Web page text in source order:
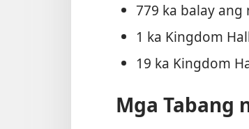
779 ka balay
1 ka Kingdom
19 ka Kingdom
Mga Tabang